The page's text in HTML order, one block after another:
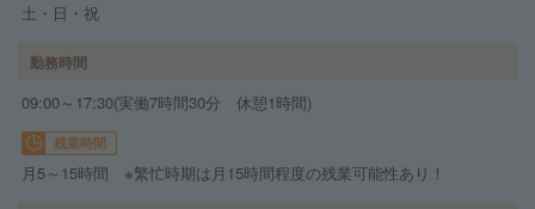
土・日・祝
勤務時間
09:00～17:30(実働7時間30分 休憩1時間)
残業時間
月5～15時間 ※繁忙時期は月15時間程度の残業可能性あり！